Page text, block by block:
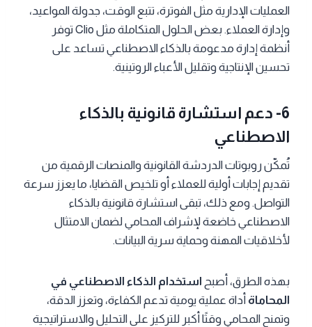
العمليات الإدارية مثل الفوترة، تتبع الوقت، جدولة المواعيد،
وإدارة العملاء. بعض الحلول المتكاملة مثل Clio توفر
أنظمة إدارة مدعومة بالذكاء الاصطناعي تساعد على
تحسين الإنتاجية وتقليل الأعباء الروتينية.
6- دعم استشارة قانونية بالذكاء
الاصطناعي
تُمكّن روبوتات الدردشة القانونية والمنصات الرقمية من
تقديم إجابات أولية للعملاء أو تلخيص القضايا، ما يعزز سرعة
التواصل. ومع ذلك، تبقى استشارة قانونية بالذكاء
الاصطناعي خاضعة لإشراف المحامي لضمان الامتثال
لأخلاقيات المهنة وحماية سرية البيانات.
بهذه الطرق، أصبح استخدام الذكاء الاصطناعي في
المحاماة أداة عملية يومية تدعم الكفاءة، وتعزز الدقة،
وتمنح المحامي وقتًا أكبر للتركيز على التحليل والاستراتيجية